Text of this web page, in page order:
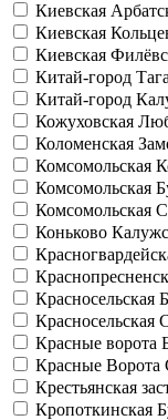
Киевская
Киевская
Киевская
Китай-город
Китай-город
Кожуховская
Коломенская
Комсомольская
Комсомольская
Комсомольская
Коньково
Красносельская
Красносельская
Красные ворота
Красные Ворота
Крестьянская
Кропоткинская